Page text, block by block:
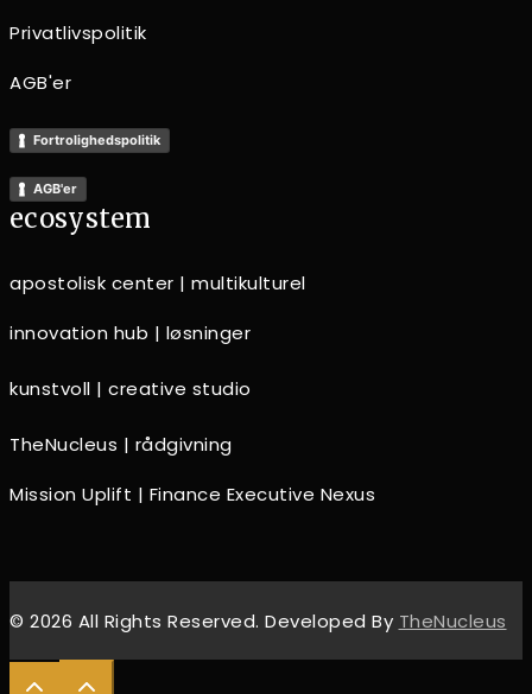
Privatlivspolitik
AGB'er
Fortrolighedspolitik
AGB'er
ecosystem
apostolisk center | multikulturel
innovation hub | løsninger
kunstvoll | creative studio
TheNucleus | rådgivning
Mission Uplift | Finance Executive Nexus
© 2026 All Rights Reserved. Developed By TheNucleus